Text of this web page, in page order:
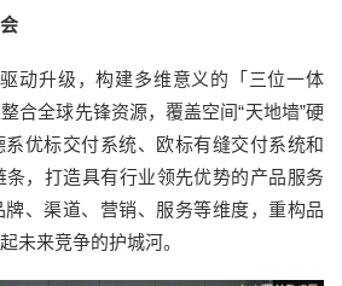
动升级，构建多维意义的「三位一体
合全球先锋资源，覆盖空间“天地墙”硬
优标交付系统、欧标有缝交付系统和
条，打造具有行业领先优势的产品服务
、渠道、营销、服务等维度，重构品
未来竞争的护城河。